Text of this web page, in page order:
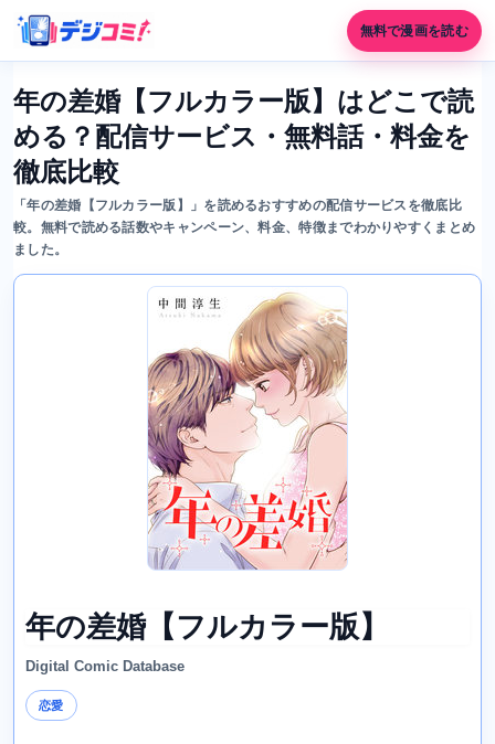
無料で漫画を読む
年の差婚【フルカラー版】はどこで読
める？配信サービス・無料話・料金を
徹底比較
「年の差婚【フルカラー版】」を読めるおすすめの配信サービスを徹底比
較。無料で読める話数やキャンペーン、料金、特徴までわかりやすくまとめ
ました。
年の差婚【フルカラー版】
Digital Comic Database
恋愛